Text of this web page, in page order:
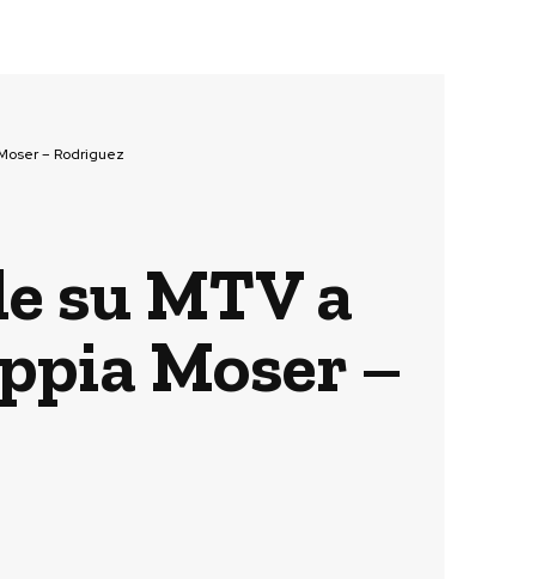
– Rodriguez
su MTV a
Moser –